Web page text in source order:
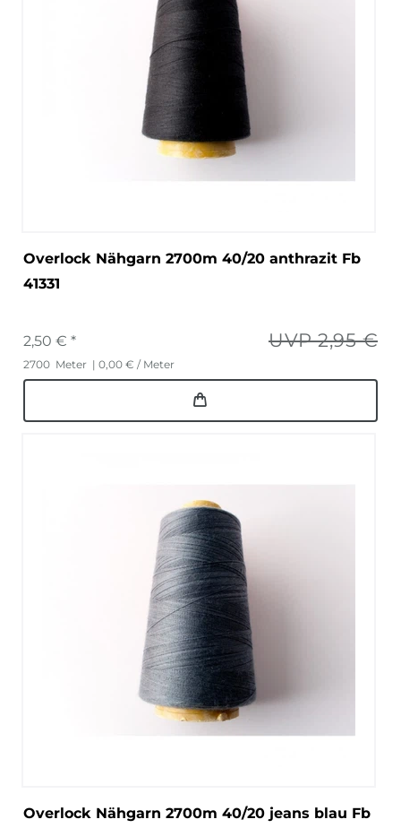
Overlock Nähgarn 2700m 40/20 anthrazit Fb
41331
UVP 2,95 €
2,50 € *
2700 Meter | 0,00 € / Meter
Overlock Nähgarn 2700m 40/20 jeans blau Fb